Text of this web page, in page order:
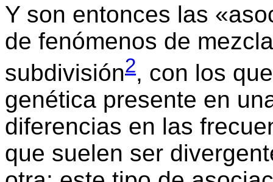
Y son entonces las
de fenómenos de
subdivisión2, con los
genética presente en
diferencias en las
que suelen ser